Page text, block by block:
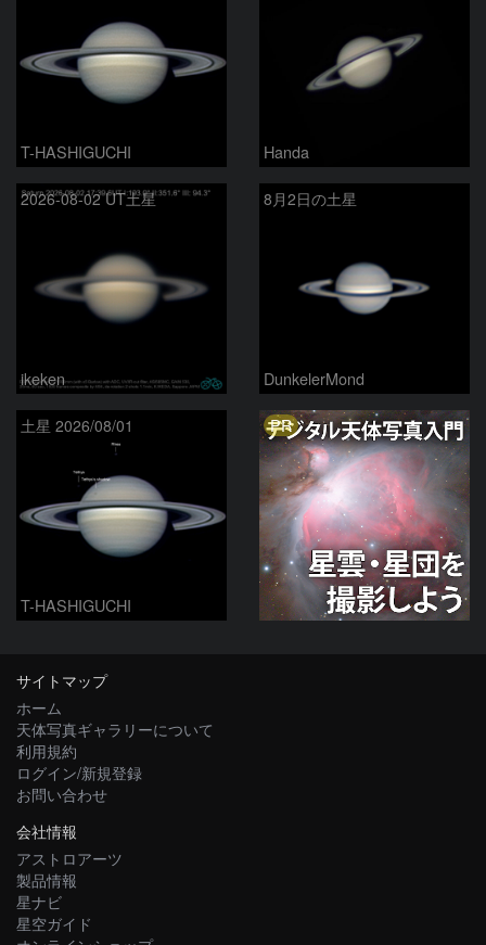
T-HASHIGUCHI Handa
2026-08-02 UT土星
ikeken
8月2日の土星
DunkelerMond
土星 2026/08/01
T-HASHIGUCHI
PR
サイトマップ
ホーム
天体写真ギャラリーについて
利用規約
ログイン/新規登録
お問い合わせ
会社情報
アストロアーツ
製品情報
星ナビ
星空ガイド